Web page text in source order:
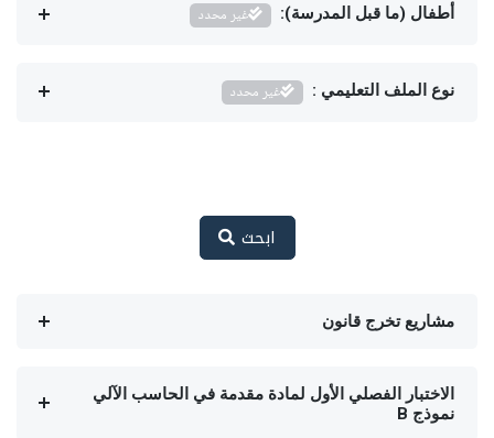
أطفال (ما قبل المدرسة): غير محدد
نوع الملف التعليمي : غير محدد
ابحث
مشاريع تخرج قانون
الاختبار الفصلي الأول لمادة مقدمة في الحاسب الآلي
نموذج B